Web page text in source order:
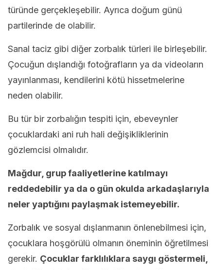
türünde gerçekleşebilir. Ayrıca doğum günü
partilerinde de olabilir.
Sanal taciz gibi diğer zorbalık türleri ile birleşebilir.
Çocuğun dışlandığı fotoğrafların ya da videoların
yayınlanması, kendilerini kötü hissetmelerine
neden olabilir.
Bu tür bir zorbalığın tespiti için, ebeveynler
çocuklardaki ani ruh hali değişikliklerinin
gözlemcisi olmalıdır.
Mağdur, grup faaliyetlerine katılmayı
reddedebilir ya da o gün okulda arkadaşlarıyla
neler yaptığını paylaşmak istemeyebilir.
Zorbalık ve sosyal dışlanmanın önlenebilmesi için,
çocuklara hoşgörülü olmanın öneminin öğretilmesi
gerekir. Çocuklar farklılıklara saygı göstermeli,